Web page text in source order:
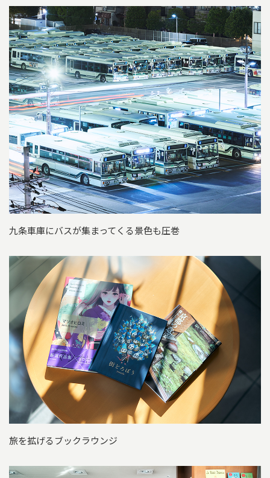
九条車庫にバスが集まってくる景色も圧巻
旅を拡げるブックラウンジ